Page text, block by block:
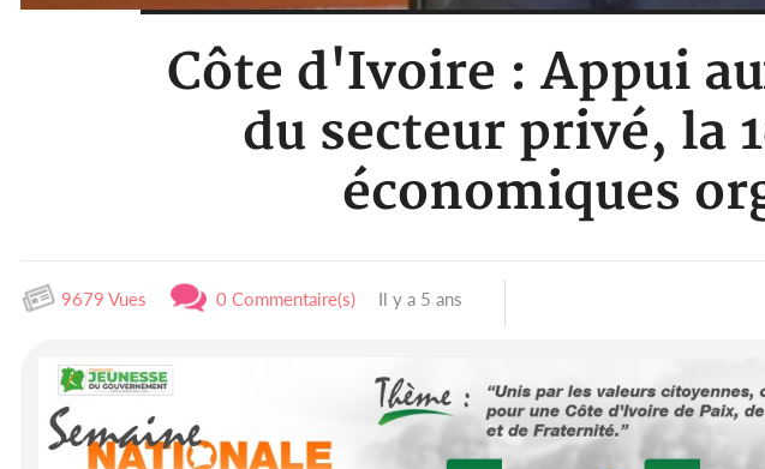
Côte d'Ivoire : Appui
du secteur privé, la
économiques
9679 Vues 0 Commentaire(s) Il y a 5 ans